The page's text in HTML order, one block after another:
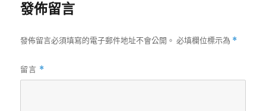
發佈留言
發佈留言必須填寫的電子郵件地址不會公開。 必填欄位標示為 *
留言 *